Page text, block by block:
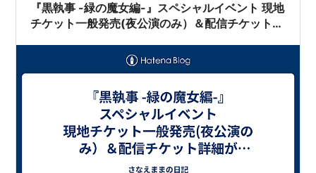
『黒執事 -緑の魔女編-』スペシャルイベント 現地
チケット一般発売(夜公演のみ）＆配信チケット詳